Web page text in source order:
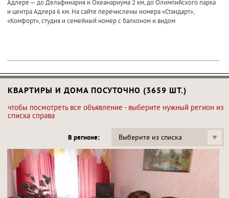
Адлере — до Дельфинария и Океанариума 2 км, до Олимпийского парка
и центра Адлера 6 км. На сайте перечислены номера «Стандарт»,
«Комфорт», студия и семейный номер с балконом и видом
КВАРТИРЫ И ДОМА ПОСУТОЧНО (3659 ШТ.)
чтобы посмотреть все объявление - выберите нужный регион из
списка справа
В регионе: Выберите из списка